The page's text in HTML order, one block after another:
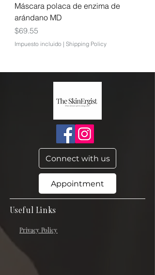
Máscara polaca de enzima de
arándano MD
Precio
$69.55
Impuesto incluido | Shipping Policy
Connect with us
Appointment
Useful Links
Privacy Policy